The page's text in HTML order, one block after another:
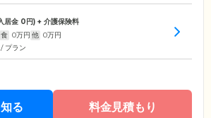
居金 0円) + 介護保険料
食 0万円 他 0万円
/ プラン
る 料金見積もり